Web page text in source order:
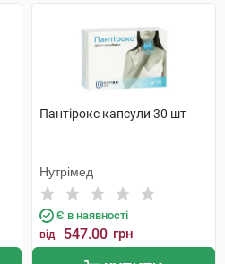
Пантірокс капсули 30 шт
Нутрімед
Є в наявності
від 547.00 грн